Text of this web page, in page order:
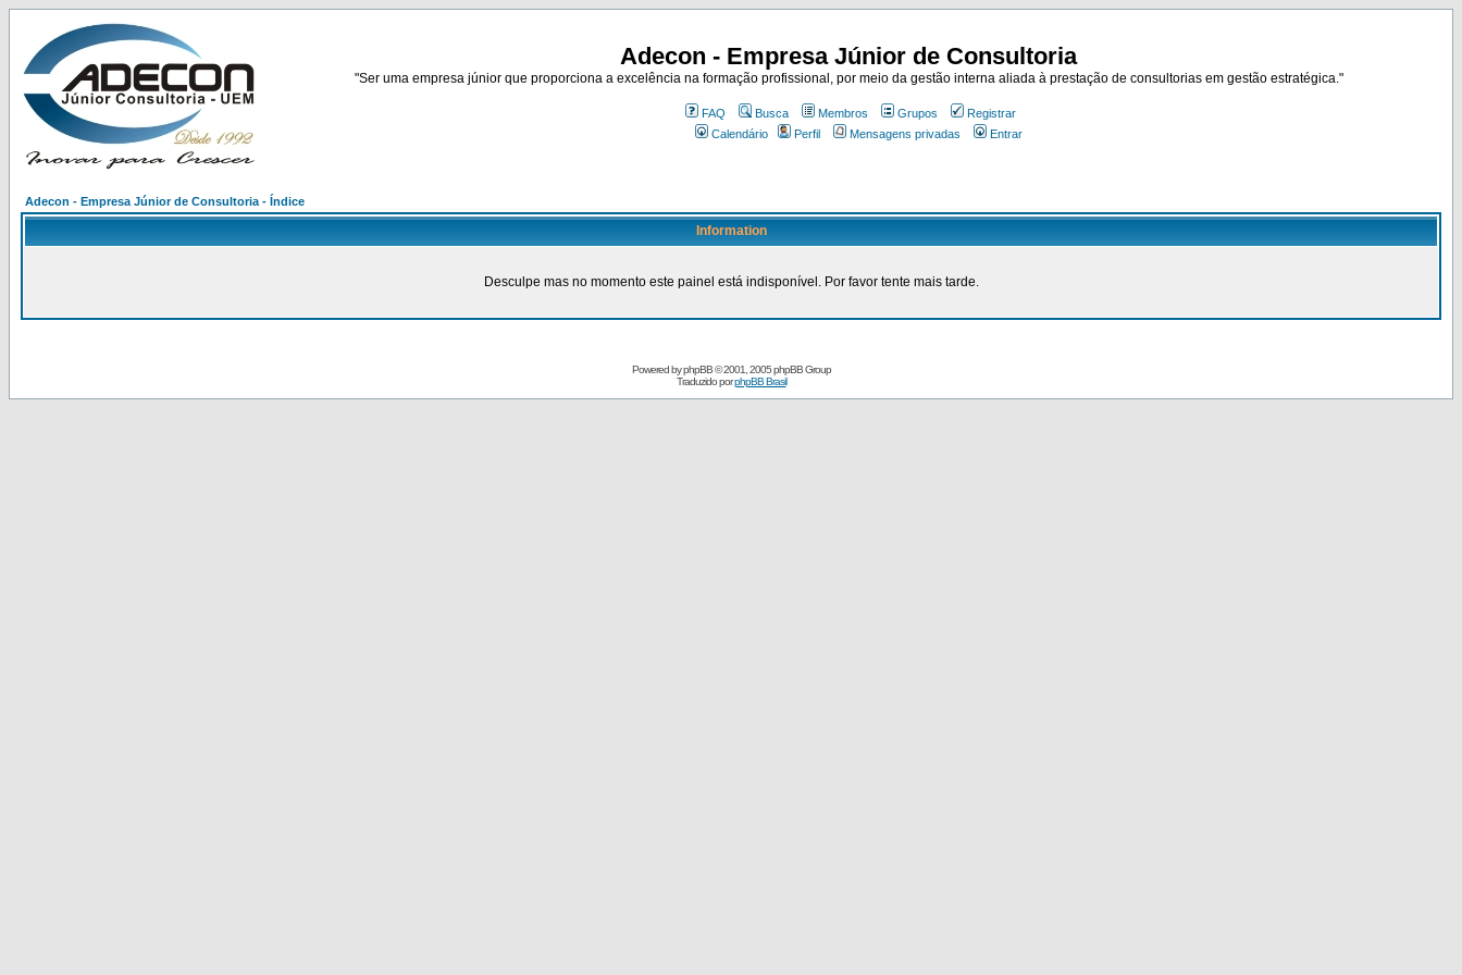
Adecon - Empresa Júnior de Consultoria
"Ser uma empresa júnior que proporciona a excelência na formação profissional, por meio da gestão interna aliada à prestação de consultorias em gestão estratégica."
FAQ Busca Membros Grupos
Registrar
Calendário
Perfil Mensagens privadas Entrar
Adecon - Empresa Júnior de Consultoria - Índice
Information
Desculpe mas no momento este painel está indisponível. Por favor tente mais tarde.
Powered byphpBB© 2001, 2005 phpBB Group
Traduzido porphpBB Brasil